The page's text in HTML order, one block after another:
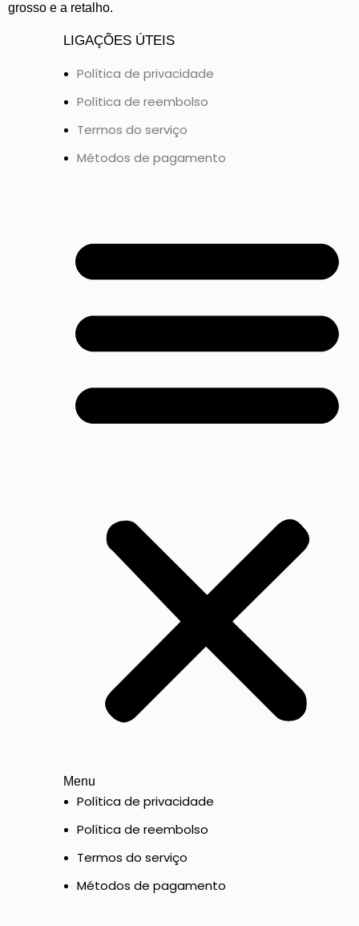
grosso e a retalho.
LIGAÇÕES ÚTEIS
Política de privacidade
Política de reembolso
Termos do serviço
Métodos de pagamento
Menu
Política de privacidade
Política de reembolso
Termos do serviço
Métodos de pagamento